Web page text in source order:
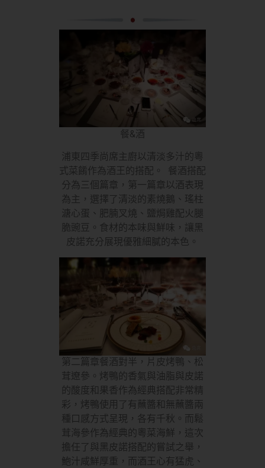
餐&酒
浦東四季尚席主廚以清淡多汁的粵
式菜餚作為酒王的搭配。 餐酒搭配
分為三個篇章，第一篇章以酒表現
為主，選擇了清淡的素燒鵝、瑤柱
溏心蛋、肥腩叉燒、鹽焗雞配火腿
脆豌豆。食材的本味與鮮味，讓黑
皮諾充分展現優雅細膩的本色。
第二篇章餐酒對半，片皮烤鴨、松
茸遼參。烤鴨的香氣與油脂與皮諾
的酸度和果香作為經典搭配非常精
彩，烤鴨使用了有蘸醬和無蘸醬兩
種口感方式呈現，各有千秋。而鬆
茸海參作為經典的粵菜海鮮，這次
擔任了與黑皮諾搭配的嘗試之舉，
鮑汁咸鮮厚重，而酒王心有猛虎、